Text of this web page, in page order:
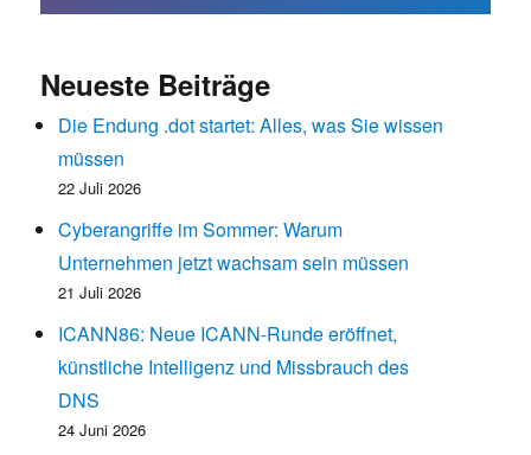
Neueste Beiträge
Die Endung .dot startet: Alles, was Sie wissen
müssen
22 Juli 2026
Cyberangriffe im Sommer: Warum
Unternehmen jetzt wachsam sein müssen
21 Juli 2026
ICANN86: Neue ICANN-Runde eröffnet,
künstliche Intelligenz und Missbrauch des
DNS
24 Juni 2026